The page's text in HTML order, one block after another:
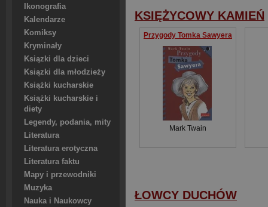
Ikonografia
Kalendarze
Komiksy
Kryminały
Ksiązki dla dzieci
Ksiązki dla młodzieży
Książki kucharskie
Książki kucharskie i
diety
Legendy, podania, mity
Literatura
Literatura erotyczna
Literatura faktu
Mapy i przewodniki
Muzyka
Nauka i Naukowcy
KSIĘŻYCOWY KAMIEŃ
Przygody Tomka Sawyera
Mark Twain
ŁOWCY DUCHÓW